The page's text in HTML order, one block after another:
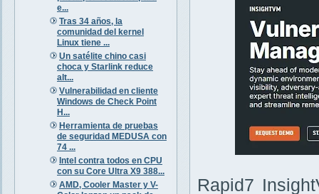
e...
Tras 34 años, la
comunidad del kernel
Linux tiene ...
Un satélite chino casi
choca y Starlink reduce
alt...
Vulnerabilidad en cliente
Windows de Check Point
H...
Herramienta de pruebas
de seguridad MEDUSA con
74 ...
Intel contra todos en CPU
con su Core Ultra X9 388...
AMD, Cooler Master y V-
Rapid7